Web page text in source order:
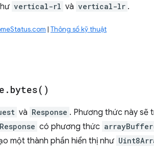
vertical-rl và vertical-lr .
| Thông số kỹ thuật
. bytes( )
và Response . Phương thức này sẽ
Response có phương thức
một thành phần hiển thị như